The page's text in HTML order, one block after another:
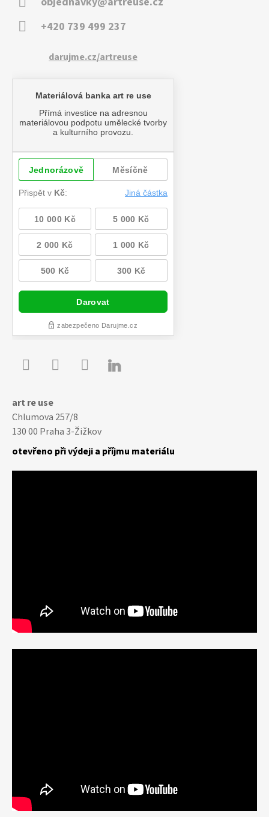
+420 739 499 237
darujme.cz/artreuse

art re use
Chlumova 257/8
130 00 Praha 3-Žižkov
otevřeno při výdeji a příjmu materiálu